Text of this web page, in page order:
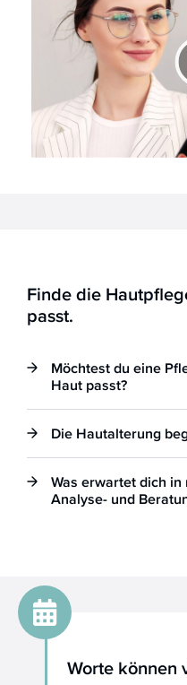
Finde die
passt.
Möchtest du eine
Haut passt?
Die Hautalterung
Was erwartet dich
Analyse- und
Worte können